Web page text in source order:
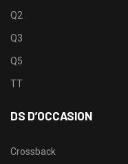
Q2
Q3
Q5
TT
DS D’OCCASION
Crossback